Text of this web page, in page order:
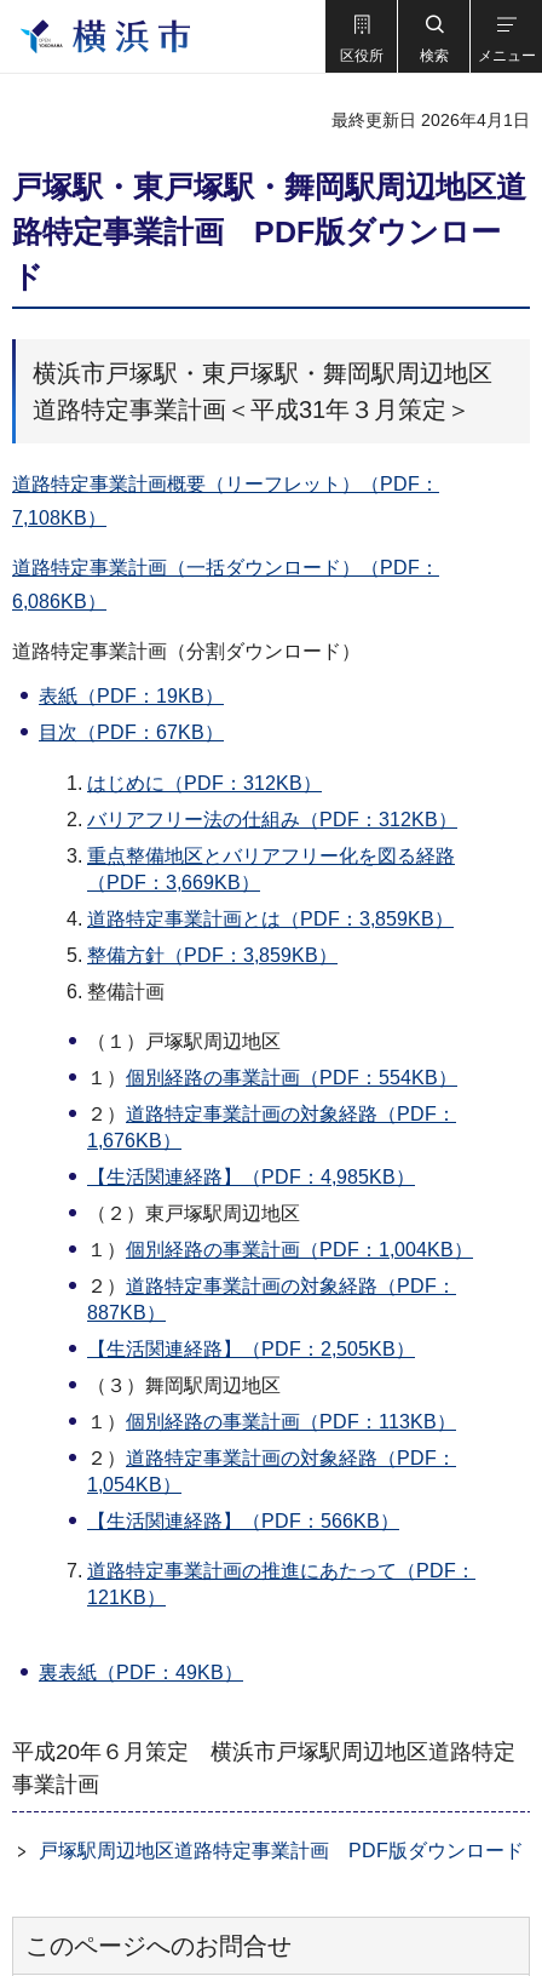
区役所 検索 メニュー
最終更新日 2026年4月1日
戸塚駅・東戸塚駅・舞岡駅周辺地区道
路特定事業計画 PDF版ダウンロー
ド
横浜市戸塚駅・東戸塚駅・舞岡駅周辺地区
道路特定事業計画＜平成31年３月策定＞
道路特定事業計画概要（リーフレット）（PDF：
7,108KB）
道路特定事業計画（一括ダウンロード）（PDF：
6,086KB）
道路特定事業計画（分割ダウンロード）
表紙（PDF：19KB）
目次（PDF：67KB）
はじめに（PDF：312KB）
バリアフリー法の仕組み（PDF：312KB）
重点整備地区とバリアフリー化を図る経路
（PDF：3,669KB）
道路特定事業計画とは（PDF：3,859KB）
整備方針（PDF：3,859KB）
整備計画
（１）戸塚駅周辺地区
１） 個別経路の事業計画（PDF：554KB）
２） 道路特定事業計画の対象経路（PDF：
1,676KB）
【生活関連経路】（PDF：4,985KB）
（２）東戸塚駅周辺地区
１） 個別経路の事業計画（PDF：1,004KB）
２） 道路特定事業計画の対象経路（PDF：
887KB）
【生活関連経路】（PDF：2,505KB）
（３）舞岡駅周辺地区
１） 個別経路の事業計画（PDF：113KB）
２） 道路特定事業計画の対象経路（PDF：
1,054KB）
【生活関連経路】（PDF：566KB）
道路特定事業計画の推進にあたって（PDF：
121KB）
裏表紙（PDF：49KB）
平成20年６月策定 横浜市戸塚駅周辺地区道路特定
事業計画
戸塚駅周辺地区道路特定事業計画 PDF版ダウンロード
このページへのお問合せ